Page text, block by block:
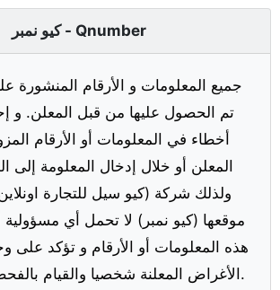
كيو نمبر - Qnumber
جميع المعلومات و الأرقام المنشورة
تم الحصول عليها من قبل المعلن. و
أخطاء في المعلومات أو الأرقام
المعلن أو خلال إدخال المعلومة إلى
ولذلك شركة (كيو سيل للتجارة
موقعها (كيو نمبر) لا تحمل أي مسؤولية
هذه المعلومات أو الأرقام و تؤكد على
الأغراض المعلنة شخصيا والقيام بالفحص قبل الشراء.